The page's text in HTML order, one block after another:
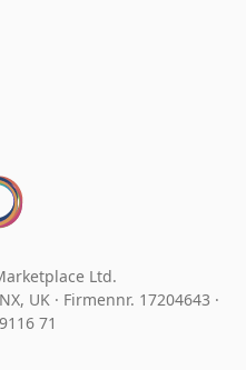
Ltd.
UK · Firmennr. 17204643 ·
71